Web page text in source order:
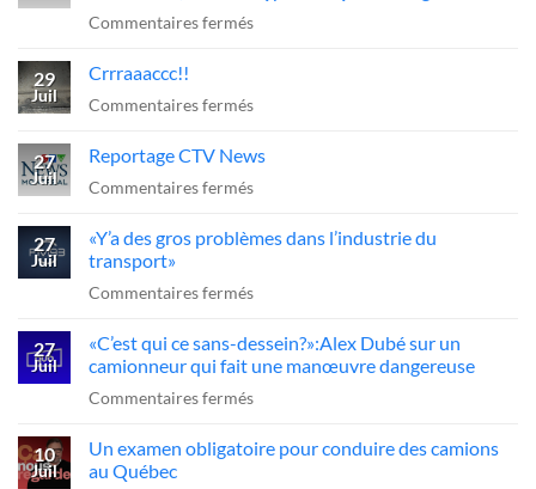
=
??
Commentaires ferméssur
à
sur
l’A-
:
chauffeur
la
FCCRQ
presse
d’agir
29
Juil
Crrraaaccc!!
Commentaires ferméssur
27
Juil
Reportage CTV News
Commentaires ferméssur
CTV
27
Juil
«Y’a des gros problèmes dans l’industrie du
transport»
Commentaires ferméssur
des
gros
problèmes
l’industrie
27
Juil
«C’est qui ce sans-dessein?»:Alex Dubé sur un
camionneur qui fait une manœuvre dangereuse
Commentaires ferméssur
qui
10
Juil
Un examen obligatoire pour conduire des camions
au Québec